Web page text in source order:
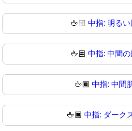
🖕🏼 中指: 明る
🖕🏽 中指: 中間
🖕🏾 中指: 中間
🖕🏿 中指: ダーク